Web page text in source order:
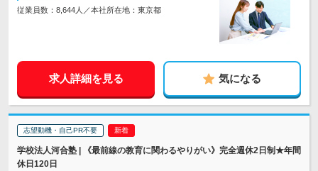
従業員数：8,644人／本社所在地：東京都
求人詳細を見る 気になる
志望動機・自己PR不要
学校法人河合塾 | 《最前線の教育に関わるやりがい》完全週休2日制★年間
休日120日